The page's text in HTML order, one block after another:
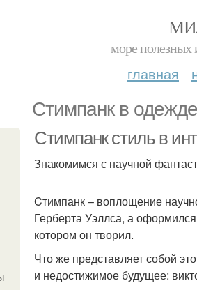
море полезных
главная
Стимпанк в одежде
Стимпанк стиль в
Знакомимся с научной
Cтимпанк – воплощение
Герберта Уэллса, а
котором он творил.
Что же представляет собой
и недостижимое будущее: